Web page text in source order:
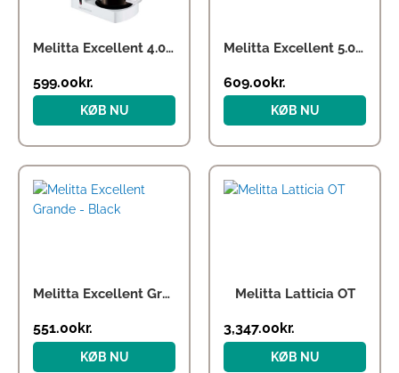
Melitta Excellent 4.0 – White
599.00kr.
KØB NU
Melitta Excellent 5.0 – Black
609.00kr.
KØB NU
Melitta Excellent Grande – Black
551.00 kr.
KØB NU
Melitta Latticia OT
3,347.00 kr.
KØB NU